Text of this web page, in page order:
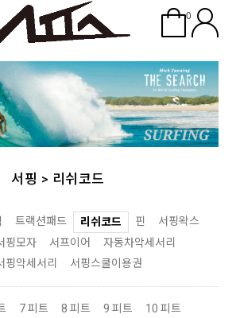
0
서핑 > 리쉬코드
트랙션패드 리쉬코드 핀
서핑왁스
핑모자 서프이어
자동차악세서리
핑악세서리
서핑스쿨이용권
7 피트 8 피트 9 피트
10 피트